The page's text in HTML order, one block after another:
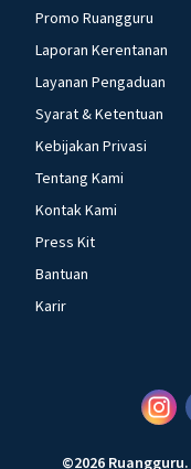
Promo Ruangguru
Laporan Kerentanan
Layanan Pengaduan
Syarat & Ketentuan
Kebijakan Privasi
Tentang Kami
Kontak Kami
Press Kit
Bantuan
Karir
©2026 Ruangguru.